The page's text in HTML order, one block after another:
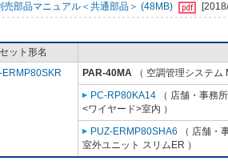
部品マニュアル＜共通部品＞ (48MB)
セット形名
ERMP80SKR
PAR-40MA （ 空調管理システム
PC-RP80KA14 （ 店舗・事務
<ワイヤード>室内 ）
PUZ-ERMP80SHA6 （ 店舗・
室外ユニット スリムER ）